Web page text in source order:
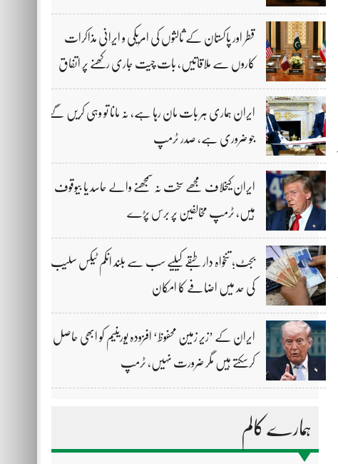
قطر اور پاکستان کے ثالثوں کی امریکی و ایرانی مذاکرات
کاروں سے ملاقاتیں، بات چیت جاری رکھنے پر اتفاق
ایران ہماری ہر بات مان رہا ہے، نہ مانا تو وہی کریں گے
جو ضروری ہے، صدر ٹرمپ
ایران کیخلاف مجھے سخت نہ سمجھنے والے حاسد یا بیوقوف
ہیں، ٹرمپ مخالفین پر برس پڑے
بجٹ؛ تنخواہ دار طبقے کیلیے سب سے بلند انکم ٹیکس سلیب
کی حد میں اضافے کا امکان
ایران کے ’زیر زمین محفوظ‘ افزودہ یورینیم کو ابھی حاصل
کرسکتے ہیں مگر ضرورت نہیں، ٹرمپ
ہمارے کالم